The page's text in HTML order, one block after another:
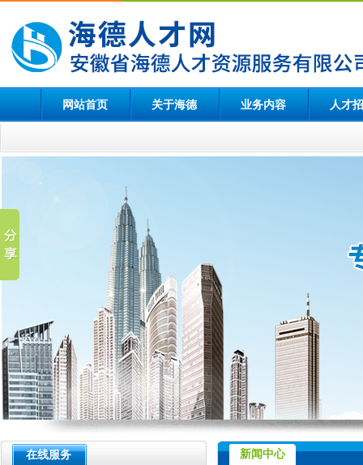
网站首页 关于海德 业务内容 人才
在线服务 新闻中心